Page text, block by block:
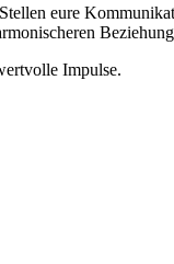
eure
Impulse.